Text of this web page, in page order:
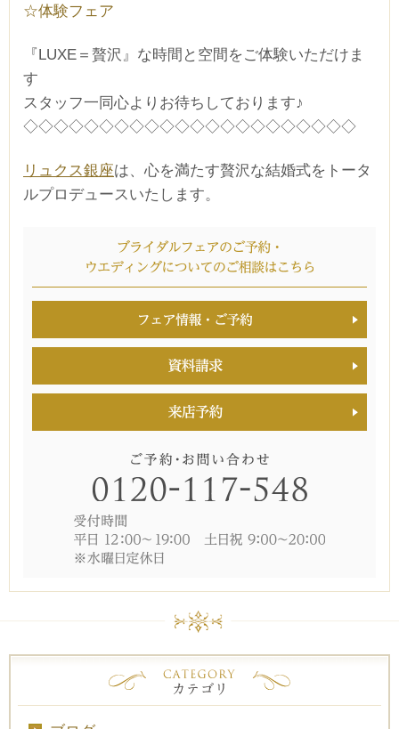
☆体験フェア
『LUXE＝贅沢』な時間と空間をご体験いただけま
す
スタッフ一同心よりお待ちしております♪
◇◇◇◇◇◇◇◇◇◇◇◇◇◇◇◇◇◇◇◇◇◇
リュクス銀座は、心を満たす贅沢な結婚式をトータ
ルプロデュースいたします。